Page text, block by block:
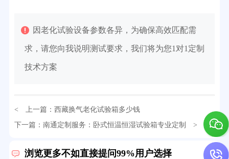
因老化试验设备参数各异，为确保高效匹配需
求，请您向我说明测试要求，我们将为您1对1定制
技术方案
< 上一篇： 西藏换气老化试验箱多少钱
下一篇： 南通定制服务：卧式恒温恒湿试验箱专业定制 > >
浏览更多不如直接提问99%用户选择
32分钟前用户提问： 氙灯老化试验箱价格多少？